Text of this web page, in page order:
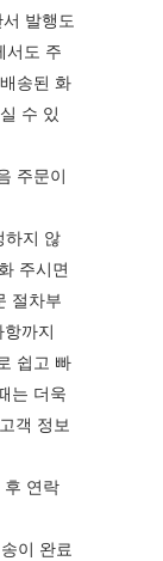
발행도
서도 주
송된 화
수 있
주문이
하지 않
주시면
절차부
까지
쉽고 빠
는 더욱
객 정보
후 연락
이 완료